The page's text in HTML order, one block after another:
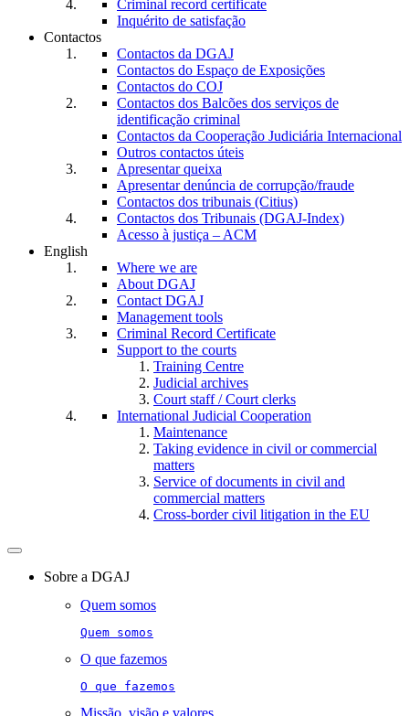
Criminal record certificate
Inquérito de satisfação
Contactos
Contactos da DGAJ
Contactos do Espaço de Exposições
Contactos do COJ
Contactos dos Balcões dos serviços de
identificação criminal
Contactos da Cooperação Judiciária Internacional
Outros contactos úteis
Apresentar queixa
Apresentar denúncia de corrupção/fraude
Contactos dos tribunais (Citius)
Contactos dos Tribunais (DGAJ-Index)
Acesso à justiça – ACM
English
Where we are
About DGAJ
Contact DGAJ
Management tools
Criminal Record Certificate
Support to the courts
Training Centre
Judicial archives
Court staff / Court clerks
International Judicial Cooperation
Maintenance
Taking evidence in civil or commercial
matters
Service of documents in civil and
commercial matters​​
Cross-border civil litigation in the EU
Toggle
navigationSobre a DGAJ
Quem somos
Quem somos
O que fazemos
O que fazemos
Missão, visão e valores